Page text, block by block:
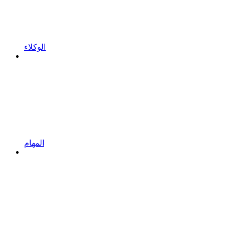
الوكلاء
المهام